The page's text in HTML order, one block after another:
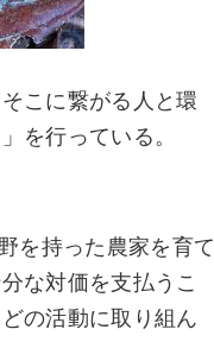
こに繋がる人と環
を行っている。
を持った農家を育て
な対価を支払うこ
の活動に取り組ん